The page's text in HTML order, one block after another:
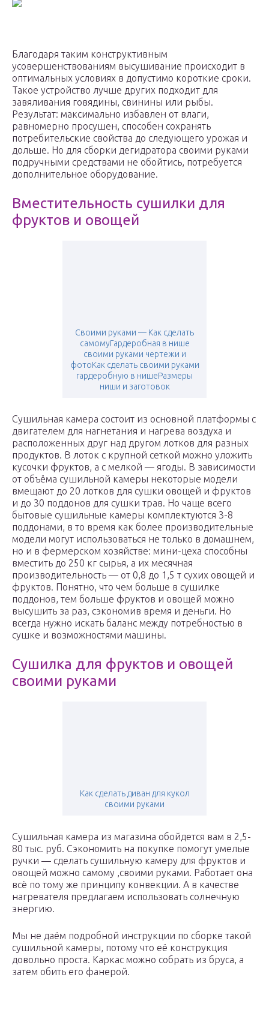
Благодаря таким конструктивным
усовершенствованиям высушивание происходит в
оптимальных условиях в допустимо короткие сроки.
Такое устройство лучше других подходит для
завяливания говядины, свинины или рыбы.
Результат: максимально избавлен от влаги,
равномерно просушен, способен сохранять
потребительские свойства до следующего урожая и
дольше. Но для сборки дегидратора своими руками
подручными средствами не обойтись, потребуется
дополнительное оборудование.
Вместительность сушилки для
фруктов и овощей
Своими руками — Как сделать
самомуГардеробная в нише
своими руками чертежи и
фотоКак сделать своими руками
гардеробную в нишеРазмеры
ниши и заготовок
Сушильная камера состоит из основной платформы с
двигателем для нагнетания и нагрева воздуха и
расположенных друг над другом лотков для разных
продуктов. В лоток с крупной сеткой можно уложить
кусочки фруктов, а с мелкой — ягоды. В зависимости
от объёма сушильной камеры некоторые модели
вмещают до 20 лотков для сушки овощей и фруктов
и до 30 поддонов для сушки трав. Но чаще всего
бытовые сушильные камеры комплектуются 3-8
поддонами, в то время как более производительные
модели могут использоваться не только в домашнем,
но и в фермерском хозяйстве: мини-цеха способны
вместить до 250 кг сырья, а их месячная
производительность — от 0,8 до 1,5 т сухих овощей и
фруктов. Понятно, что чем больше в сушилке
поддонов, тем больше фруктов и овощей можно
высушить за раз, сэкономив время и деньги. Но
всегда нужно искать баланс между потребностью в
сушке и возможностями машины.
Сушилка для фруктов и овощей
своими руками
Как сделать диван для кукол
своими руками
Сушильная камера из магазина обойдется вам в 2,5-
80 тыс. руб. Сэкономить на покупке помогут умелые
ручки — сделать сушильную камеру для фруктов и
овощей можно самому ,своими руками. Работает она
всё по тому же принципу конвекции. А в качестве
нагревателя предлагаем использовать солнечную
энергию.
Мы не даём подробной инструкции по сборке такой
сушильной камеры, потому что её конструкция
довольно проста. Каркас можно собрать из бруса, а
затем обить его фанерой.